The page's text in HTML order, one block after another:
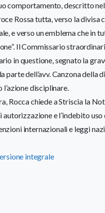
comportamento, descritto
Rossa tutta, verso la
e verso un emblema che in
Il Commissario
in questione, segnato la
parte dell’avv. Canzona della
disciplinare.
Rocca chiede a Striscia la
autorizzazione e l’indebito
internazionali e leggi
integrale